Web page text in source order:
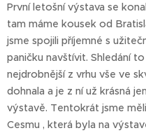
První letošní výstava se
tam máme kousek od
jsme spojili příjemné s
paničku navštívit. Shledání
nejdrobnější z vrhu vše ve
dohnala a je z ní už krásná
výstavě. Tentokrát jsme
Cesmu , která byla na